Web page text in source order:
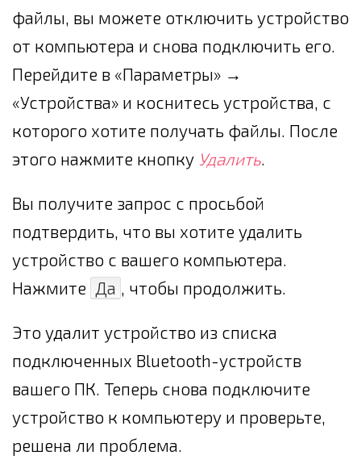
файлы, вы можете отключить устройство
от компьютера и снова подключить его.
Перейдите в «Параметры» →
«Устройства» и коснитесь устройства, с
которого хотите получать файлы. После
этого нажмите кнопку Удалить.
Вы получите запрос с просьбой
подтвердить, что вы хотите удалить
устройство с вашего компьютера.
Нажмите Да , чтобы продолжить.
Это удалит устройство из списка
подключенных Bluetooth-устройств
вашего ПК. Теперь снова подключите
устройство к компьютеру и проверьте,
решена ли проблема.